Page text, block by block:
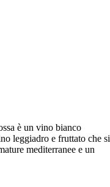
è un vino bianco
leggiadro e fruttato che si
mediterranee e un